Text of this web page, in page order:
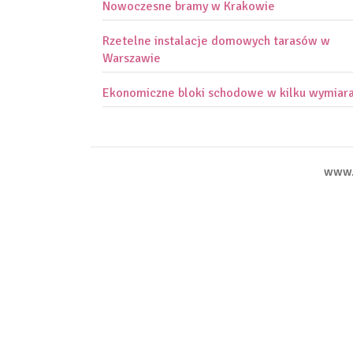
Nowoczesne bramy w Krakowie
Rzetelne instalacje domowych tarasów w
Warszawie
Ekonomiczne bloki schodowe w kilku